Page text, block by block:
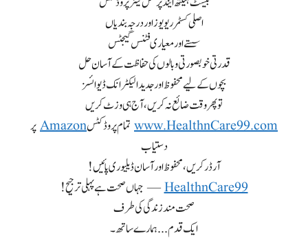
اصلی کسٹمر ریویوز اور درجہ بندیاں
سستے اور معیاری فٹنس گیجٹس
قدرتی خوبصورتی و بالوں کی حفاظت کے آسان حل
بچوں کے لیے محفوظ اور جدید الیکٹرانک ڈیوائسز
تو پھر وقت ضائع نہ کریں، آج ہی وزٹ کریں
www.HealthnCare99.com تمام پروڈکٹسAmazonپر
دستیاب
آرڈر کریں، محفوظ اور آسان ڈیلیوری پائیں!
HealthnCare99— جہاں صحت ہے پہلی ترجیح!
صحت مند زندگی کی طرف
ایک قدم... ہمارے ساتھ۔